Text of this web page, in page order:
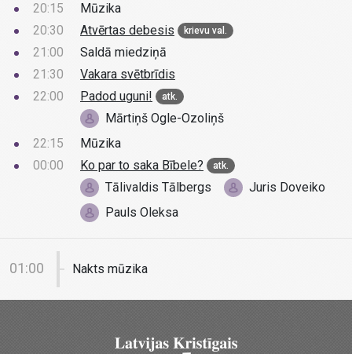
20:15
Mūzika
20:30
Atvērtas debesis krievu val.
21:00
Saldā miedziņā
21:30
Vakara svētbrīdis
22:00
Padod uguni! atk.
Mārtiņš Ogle-Ozoliņš
22:15
Mūzika
00:00
Ko par to saka Bībele? atk.
Tālivaldis Tālbergs
Juris Doveiko
Pauls Oleksa
01:00 Nakts mūzika